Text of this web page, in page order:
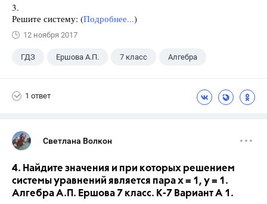
3.
Решите систему: (Подробнее...)
12 ноября 2017
ГДЗ Ершова А.П. 7 класс Алгебра
1 ответ
Светлана Волкон
4. Найдите значения и при которых решением
системы уравнений является пара х = 1, у = 1.
Алгебра А.П. Ершова 7 класс. К-7 Вариант А 1.